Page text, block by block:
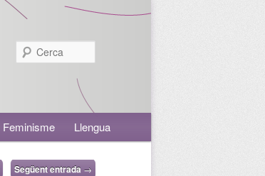
Feminisme Llengua
Següent entrada →